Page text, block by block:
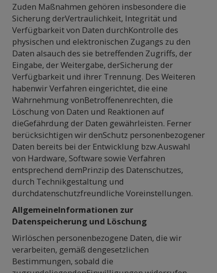
Zuden Maßnahmen gehören insbesondere die
Sicherung derVertraulichkeit, Integrität und
Verfügbarkeit von Daten durchKontrolle des
physischen und elektronischen Zugangs zu den
Daten alsauch des sie betreffenden Zugriffs, der
Eingabe, der Weitergabe, derSicherung der
Verfügbarkeit und ihrer Trennung. Des Weiteren
habenwir Verfahren eingerichtet, die eine
Wahrnehmung vonBetroffenenrechten, die
Löschung von Daten und Reaktionen auf
dieGefährdung der Daten gewährleisten. Ferner
berücksichtigen wir denSchutz personenbezogener
Daten bereits bei der Entwicklung bzw.Auswahl
von Hardware, Software sowie Verfahren
entsprechend demPrinzip des Datenschutzes,
durch Technikgestaltung und
durchdatenschutzfreundliche Voreinstellungen.
AllgemeineInformationen zur
Datenspeicherung und Löschung
Wirlöschen personenbezogene Daten, die wir
verarbeiten, gemäß dengesetzlichen
Bestimmungen, sobald die